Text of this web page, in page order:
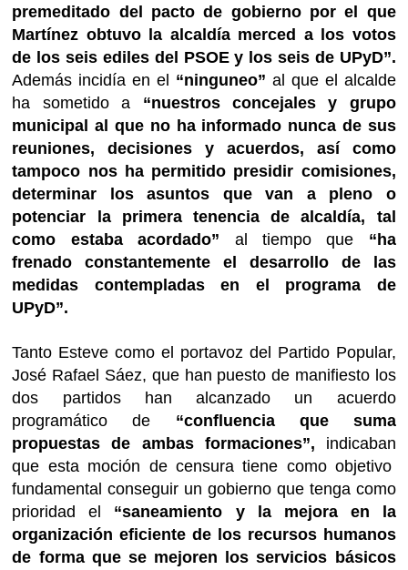
premeditado del pacto de gobierno por el que
Martínez obtuvo la alcaldía merced a los votos
de los seis ediles del PSOE y los seis de UPyD”.
Además incidía en el “ninguneo” al que el alcalde
ha sometido a “nuestros concejales y grupo
municipal al que no ha informado nunca de sus
reuniones, decisiones y acuerdos, así como
tampoco nos ha permitido presidir comisiones,
determinar los asuntos que van a pleno o
potenciar la primera tenencia de alcaldía, tal
como estaba acordado” al tiempo que “ha
frenado constantemente el desarrollo de las
medidas contempladas en el programa de
UPyD”.
Tanto Esteve como el portavoz del Partido Popular,
José Rafael Sáez, que han puesto de manifiesto los
dos partidos han alcanzado un acuerdo
programático de “confluencia que suma
propuestas de ambas formaciones”, indicaban
que esta moción de censura tiene como objetivo
fundamental conseguir un gobierno que tenga como
prioridad el “saneamiento y la mejora en la
organización eficiente de los recursos humanos
de forma que se mejoren los servicios básicos